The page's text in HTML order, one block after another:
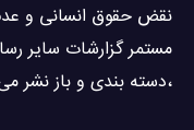
نقض حقوق انسانی و
مستمر گزارشات سایر
،دسته بندی و باز نشر